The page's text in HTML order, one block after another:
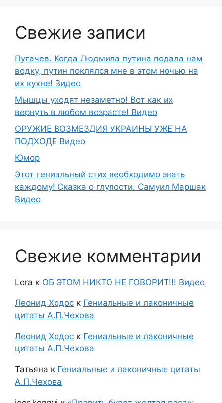
Свежие записи
Пугачев. Когда Людмила путина подала нам
водку, путин поклялся мне в этом ночью на
их кухне! Видео
Мышцы уходят незаметно! Вот как их
вернуть в любом возрасте! Видео
ОРУЖИЕ ВОЗМЕЗДИЯ УКРАИНЫ УЖЕ НА
ПОДХОДЕ Видео
Юмор
Этот гениальный стих необходимо знать
каждому! Сказка о глупости. Самуил Маршак
Видео
Свежие комментарии
Lora к ОБ ЭТОМ НИКТО НЕ ГОВОРИТ!!! Видео
Леонид Ходос к Гениальные и лаконичные
цитаты А.П.Чехова
Леонид Ходос к Гениальные и лаконичные
цитаты А.П.Чехова
Татьяна к Гениальные и лаконичные цитаты
А.П.Чехова